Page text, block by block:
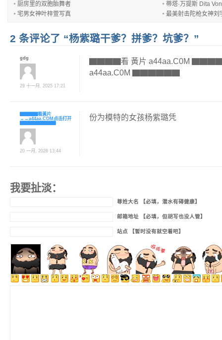
厨房里的双胞胎舞者
蒂塔·万提斯 Dita
宅男女神叶梓萱写真
最美射击陀枪女神刘
2 条评论了 “杨紫璐干爹？拼爹？坑爹？”
gdg
29 十一月, 2025 17:21
▇▇▇▇看 黃片 a44aa.C0M
a44aa.C0M ▇▇▇▇▇▇
▇▇▇▇看黃片
→→a44aa.COM点击打开
▇▇▇▇▇▇▇▇
20 一月, 2026 13:44
份为模特的女孩杨紫璐凭
我要扯淡：
尊姓大名 【必填，潜水有碍健康】
邮箱地址 【必填，但胡写也没人管】
站点 【暂时没有就空着吧】